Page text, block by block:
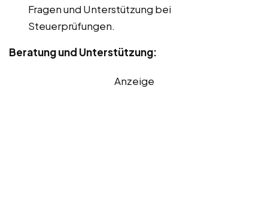
Fragen und Unterstützung bei
Steuerprüfungen.
Beratung und Unterstützung:
Anzeige